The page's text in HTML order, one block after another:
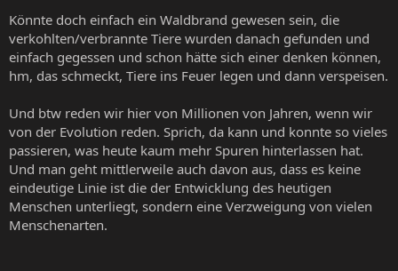
Könnte doch einfach ein Waldbrand gewesen sein, die
verkohlten/verbrannte Tiere wurden danach gefunden und
einfach gegessen und schon hätte sich einer denken können,
hm, das schmeckt, Tiere ins Feuer legen und dann verspeisen.
Und btw reden wir hier von Millionen von Jahren, wenn wir
von der Evolution reden. Sprich, da kann und konnte so vieles
passieren, was heute kaum mehr Spuren hinterlassen hat.
Und man geht mittlerweile auch davon aus, dass es keine
eindeutige Linie ist die der Entwicklung des heutigen
Menschen unterliegt, sondern eine Verzweigung von vielen
Menschenarten.